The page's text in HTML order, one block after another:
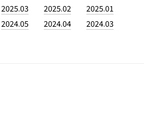
2025.03 2025.02
2025.01
2024.05 2024.04
2024.03